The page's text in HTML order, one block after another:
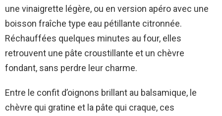
une vinaigrette légère, ou en version apéro avec une
boisson fraîche type eau pétillante citronnée.
Réchauffées quelques minutes au four, elles
retrouvent une pâte croustillante et un chèvre
fondant, sans perdre leur charme.
Entre le confit d’oignons brillant au balsamique, le
chèvre qui gratine et la pâte qui craque, ces